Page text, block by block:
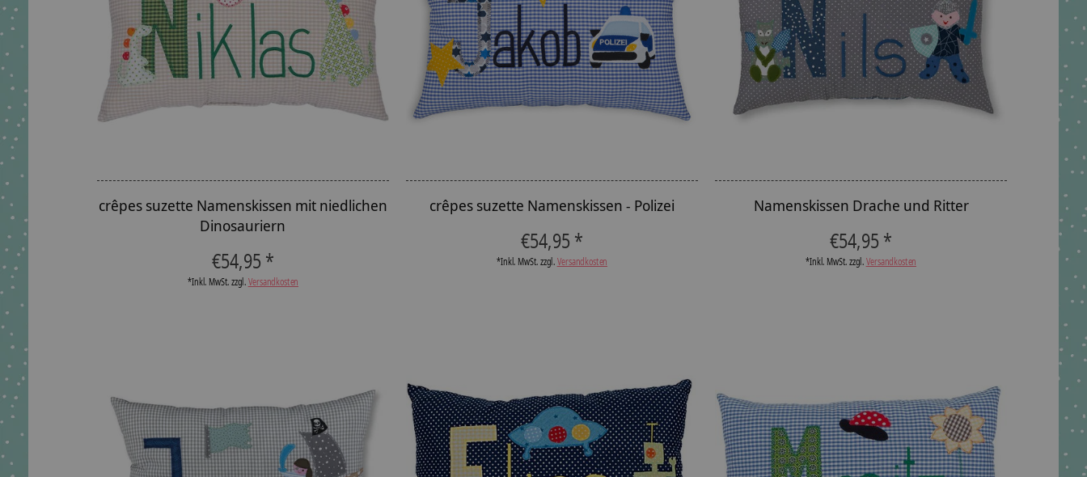
crêpes suzette Namenskissen mit niedlichen
Dinosauriern
€54,95 *
*Inkl. MwSt. zzgl.Versandkosten
crêpes suzette Namenskissen - Polizei
€54,95 *
*Inkl. MwSt. zzgl.Versandkosten
Namenskissen Drache und Ritter
€54,95 *
*Inkl. MwSt. zzgl.Versandkosten